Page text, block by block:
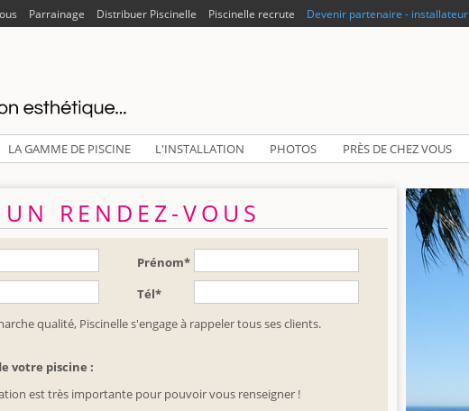
Parrainage Distribuer Piscinelle Piscinelle recrute Devenir partenaire - installateur
LA GAMME DE PISCINE L'INSTALLATION PHOTOS PRÈS DE CHEZ VOUS
RENDEZ-VOUS
Prénom*
Tél*
qualité, Piscinelle s'engage à rappeler tous ses clients.
votre piscine :
est très importante pour pouvoir vous renseigner !